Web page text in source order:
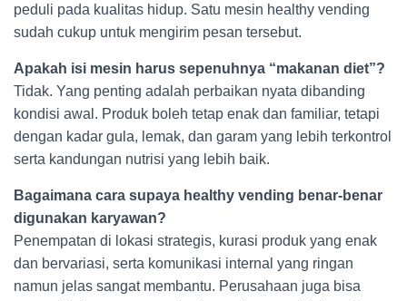
peduli pada kualitas hidup. Satu mesin healthy vending
sudah cukup untuk mengirim pesan tersebut.
Apakah isi mesin harus sepenuhnya “makanan diet”?
Tidak. Yang penting adalah perbaikan nyata dibanding
kondisi awal. Produk boleh tetap enak dan familiar, tetapi
dengan kadar gula, lemak, dan garam yang lebih terkontrol
serta kandungan nutrisi yang lebih baik.
Bagaimana cara supaya healthy vending benar-benar
digunakan karyawan?
Penempatan di lokasi strategis, kurasi produk yang enak
dan bervariasi, serta komunikasi internal yang ringan
namun jelas sangat membantu. Perusahaan juga bisa